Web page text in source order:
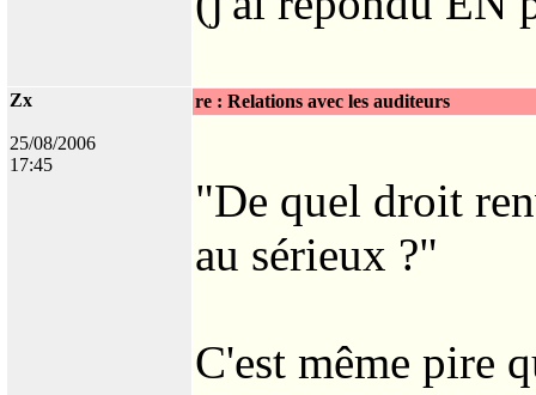
Zx
25/08/2006
17:45
re : Relations avec les auditeurs
"De quel droit
au sérieux ?"
C'est même pire